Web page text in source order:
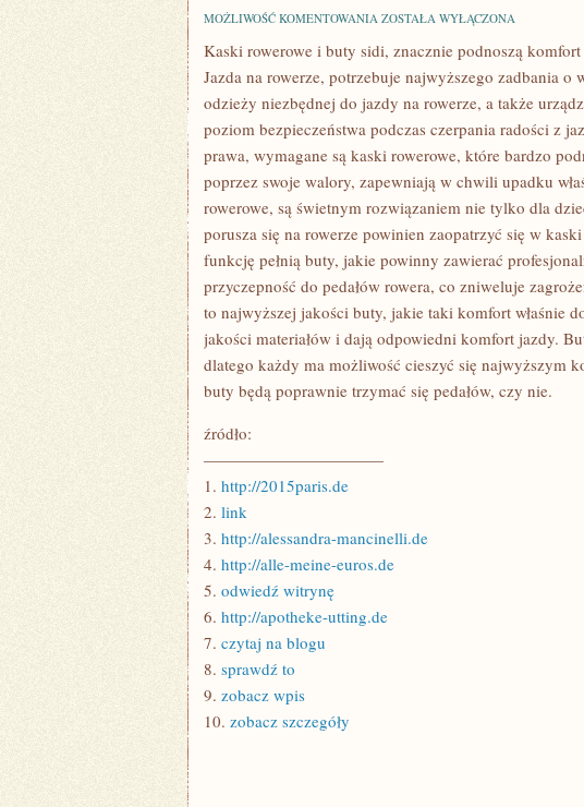
MOŻLIWOŚĆ KOMENTOWANIA HAMULCE
SĄ
ELEMENTEM
BEZPIECZEŃSTWA
PODCZAS
JAZDY
ROWEREM
ZOSTAŁA WYŁĄCZONA
Kaski rowerowe i buty sidi, znacznie podnoszą
Jazda na rowerze, potrzebuje najwyższego zadbania o
odzieży niezbędnej do jazdy na rowerze, a także
poziom bezpieczeństwa podczas czerpania radości z
prawa, wymagane są kaski rowerowe, które bardzo
poprzez swoje walory, zapewniają w chwili upadku
rowerowe, są świetnym rozwiązaniem nie tylko dla
porusza się na rowerze powinien zaopatrzyć się w
funkcję pełnią buty, jakie powinny zawierać
przyczepność do pedałów rowera, co zniweluje
to najwyższej jakości buty, jakie taki komfort właśnie
jakości materiałów i dają odpowiedni komfort jazdy.
dlatego każdy ma możliwość cieszyć się najwyższym
buty będą poprawnie trzymać się pedałów, czy nie.
źródło:
———————————
1. http://2015paris.de
2. link
3. http://alessandra-mancinelli.de
4. http://alle-meine-euros.de
5. odwiedź witrynę
6. http://apotheke-utting.de
7. czytaj na blogu
8. sprawdź to
9. zobacz wpis
10. zobacz szczegóły